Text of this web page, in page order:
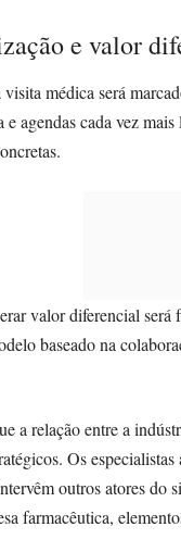
e valor
médica será
agendas cada vez
valor diferencial
baseado na
a relação entre a
Os
outros atores do
farmacêutica,